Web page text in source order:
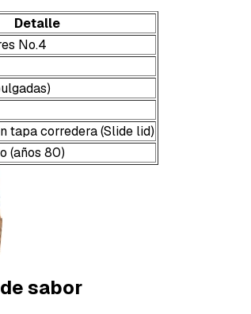
Detalle
No.4
tapa corredera (Slide lid)
(años 80)
sabor